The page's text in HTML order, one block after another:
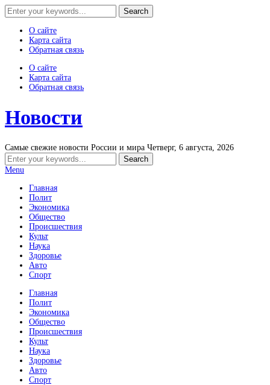
О сайте
Карта сайта
Обратная связь
О сайте
Карта сайта
Обратная связь
Новости
Самые свежие новости России и мира Четверг, 6 августа, 2026
Menu
Главная
Полит
Экономика
Общество
Происшествия
Культ
Наука
Здоровье
Авто
Спорт
Главная
Полит
Экономика
Общество
Происшествия
Культ
Наука
Здоровье
Авто
Спорт